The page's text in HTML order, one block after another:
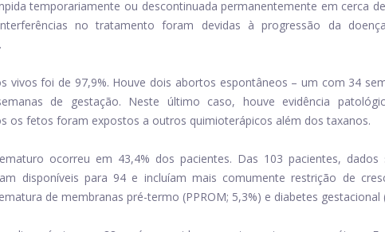
temporariamente ou descontinuada permanentemente em cerca
no tratamento foram devidas à progressão da
vivos foi de 97,9%. Houve dois abortos espontâneos – um com 34
de gestação. Neste último caso, houve evidência
os fetos foram expostos a outros quimioterápicos além dos taxanos.
ocorreu em 43,4% dos pacientes. Das 103 pacientes, dados
disponíveis para 94 e incluíam mais comumente restrição de
de membranas pré-termo (PPROM; 5,3%) e diabetes gestacional